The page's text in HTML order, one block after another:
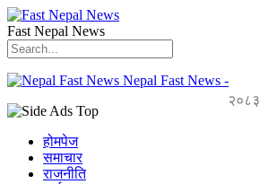
Fast Nepal News
Nepal Fast News -
होमपेज
समाचार
राजनीति